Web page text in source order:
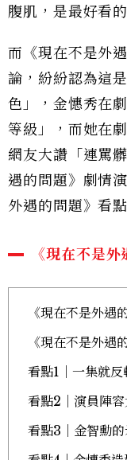
腹肌，是最好看
而《現在不是外
論，紛紛認為這
色」，金憓秀在
等級」，而她在
網友大讚「連罵
遇的問題》劇情
外遇的問題》看
《現在不是
《現在不是外遇
《現在不是外遇
看點1｜一集就
看點2｜演員陣
看點3｜金智勳